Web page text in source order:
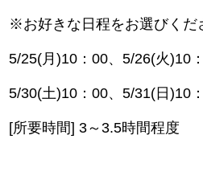
※お好きな日程をお選びくだ
5/25(月)10：00、5/26(火)10
5/30(土)10：00、5/31(日)10
[所要時間] 3～3.5時間程度